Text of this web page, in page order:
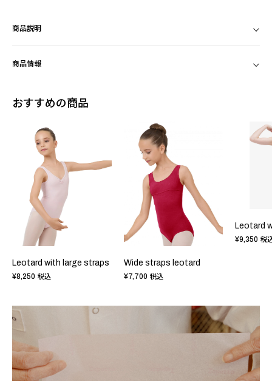
商品説明
商品情報
おすすめの商品
Leotard with large straps
¥8,250 税込
Wide straps leotard
¥7,700 税込
Leotard
¥9,350 税